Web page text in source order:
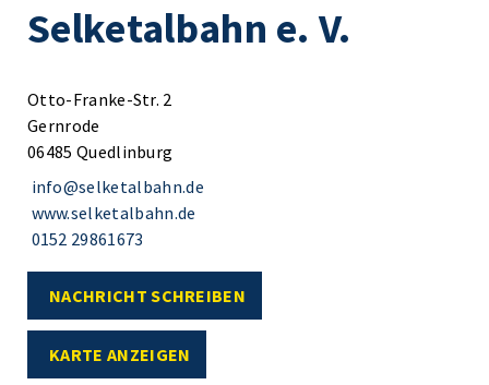
Selketalbahn e. V.
Otto-Franke-Str. 2
Gernrode
06485 Quedlinburg
info@selketalbahn.de
www.selketalbahn.de
0152 29861673
NACHRICHT SCHREIBEN
KARTE ANZEIGEN